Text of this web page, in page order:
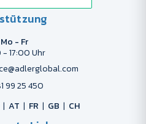
Mo - Fr
17:00 Uhr
99 25 450
AT FR GB CH